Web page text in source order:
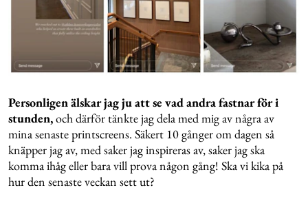
Personligen älskar jag ju att se vad andra fastnar för i
stunden,och därför tänkte jag dela med mig av några av
mina senaste printscreens. Säkert 10 gånger om dagen så
knäpper jag av, med saker jag inspireras av, saker jag ska
komma ihåg eller bara vill prova någon gång! Ska vi kika på
hur den senaste veckan sett ut?